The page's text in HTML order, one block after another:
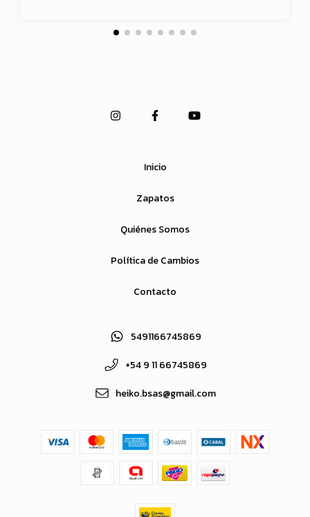
Inicio
Zapatos
Quiénes Somos
Política de Cambios
Contacto
5491166745869
+54 9 11 66745869
heiko.bsas@gmail.com